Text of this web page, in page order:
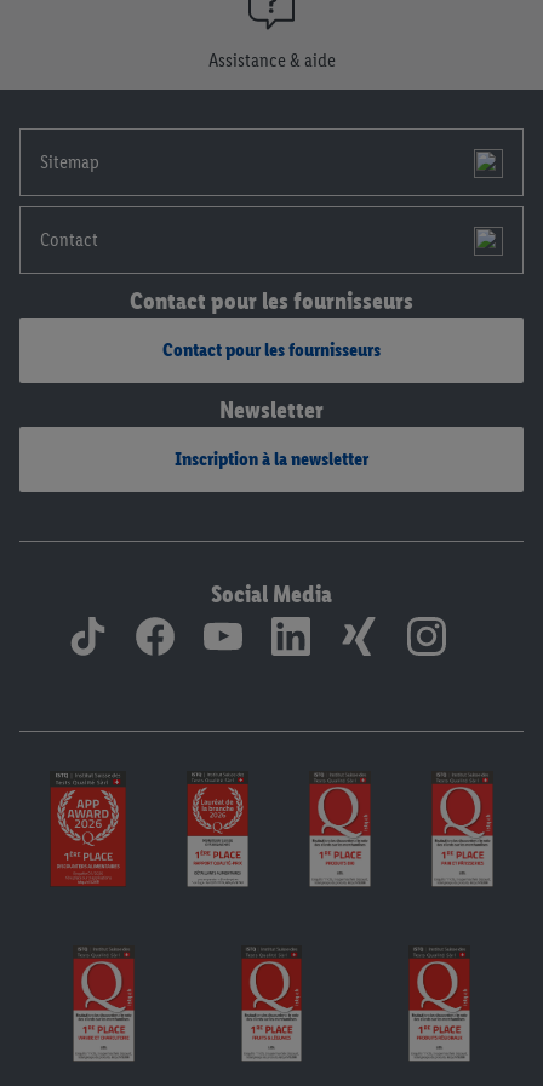
Assistance & aide
Sitemap
Contact
Contact pour les fournisseurs
Contact pour les fournisseurs
Newsletter
Inscription à la newsletter
Social Media
consentement à tout moment avec effet pour l’avenir, dans